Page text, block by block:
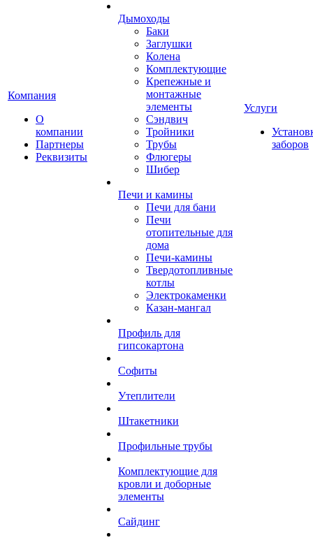
Компания
О
компании
Партнеры
Реквизиты
Дымоходы
Баки
Заглушки
Колена
Комплектующие
Крепежные и
монтажные
элементы
Сэндвич
Тройники
Трубы
Флюгеры
Шибер
Печи и камины
Печи для бани
Печи
отопительные для
дома
Печи-камины
Твердотопливные
котлы
Электрокаменки
Казан-мангал
Профиль для
гипсокартона
Софиты
Утеплители
Штакетники
Профильные трубы
Комплектующие для
кровли и доборные
элементы
Сайдинг
Услуги
заборов